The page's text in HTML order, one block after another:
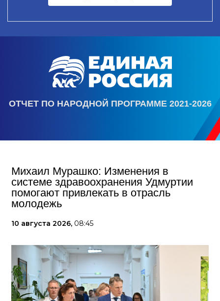
ОТЧЕТ ПО НАРОДНОЙ ПРОГРАММЕ 2021-2026
Михаил Мурашко: Изменения в
системе здравоохранения Удмуртии
помогают привлекать в отрасль
молодежь
10 августа 2026, 08:45